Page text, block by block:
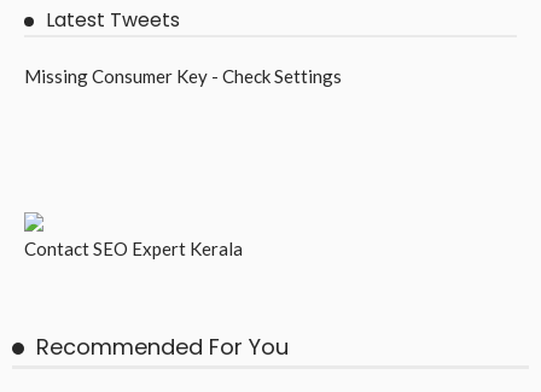
Latest Tweets
Missing Consumer Key - Check Settings
ContactSEO Expert Kerala
Recommended For You